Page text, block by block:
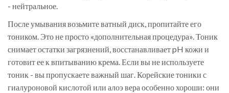
- нейтральное.
После умывания возьмите ватный диск, пропитайте его
тоником. Это не просто «дополнительная процедура». Тоник
снимает остатки загрязнений, восстанавливает pH кожи и
готовит ее к впитыванию крема. Если вы не используете
тоник - вы пропускаете важный шаг. Корейские тоники с
гиалуроновой кислотой или алоэ вера особенно хороши: они